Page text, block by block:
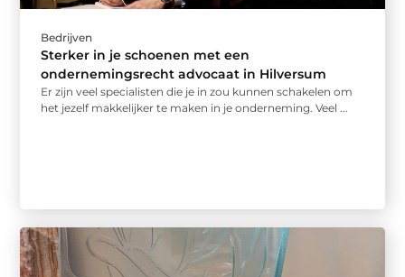
Bedrijven
Sterker in je schoenen met een
ondernemingsrecht advocaat in Hilversum
Er zijn veel specialisten die je in zou kunnen schakelen om
het jezelf makkelijker te maken in je onderneming. Veel ...